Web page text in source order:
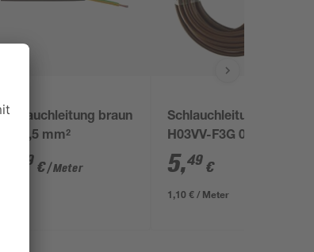
Schlauchleitung braun
3 x 1,5 mm²
19 €/ Meter
Schlauchleitung
H03VV-F3G 0,75 mm
5 m
5,49 €
1,10 € / Meter